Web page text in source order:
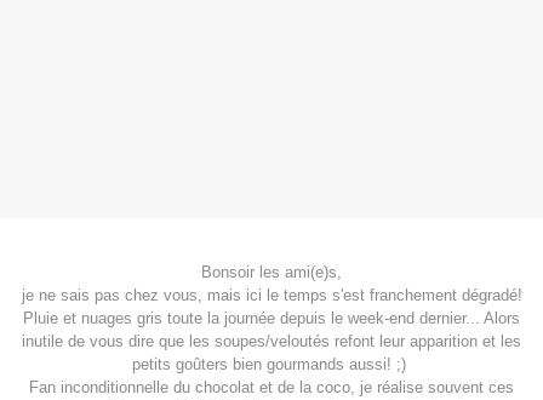
Bonsoir les ami(e)s,
je ne sais pas chez vous, mais ici le temps s'est franchement dégradé!
Pluie et nuages gris toute la journée depuis le week-end dernier... Alors
inutile de vous dire que les soupes/veloutés refont leur apparition et les
petits goûters bien gourmands aussi! ;)
Fan inconditionnelle du chocolat et de la coco, je réalise souvent ces